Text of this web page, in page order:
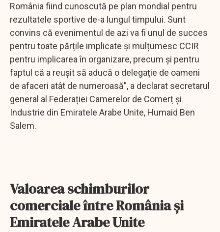
România fiind cunoscută pe plan mondial pentru
rezultatele sportive de-a lungul timpului. Sunt
convins că evenimentul de azi va fi unul de succes
pentru toate părțile implicate și mulțumesc CCIR
pentru implicarea în organizare, precum și pentru
faptul că a reușit să aducă o delegație de oameni
de afaceri atât de numeroasă”, a declarat secretarul
general al Federației Camerelor de Comerț și
Industrie din Emiratele Arabe Unite, Humaid Ben
Salem.
Valoarea schimburilor
comerciale între România și
Emiratele Arabe Unite